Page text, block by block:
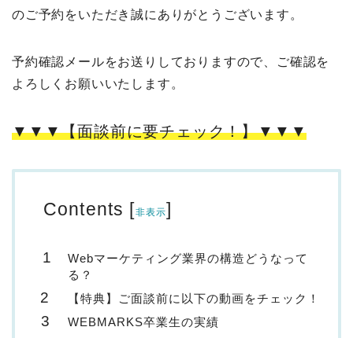
のご予約をいただき誠にありがとうございます。
予約確認メールをお送りしておりますので、ご確認を
よろしくお願いいたします。
▼▼▼【面談前に要チェック！】▼▼▼
Contents [非表示]
Webマーケティング業界の構造どうなって
る？
【特典】ご面談前に以下の動画をチェック！
WEBMARKS卒業生の実績